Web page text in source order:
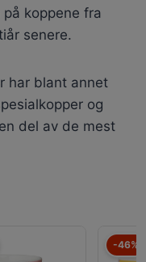
koppene fra
senere.
har blant annet
og
del av de mest
-46%